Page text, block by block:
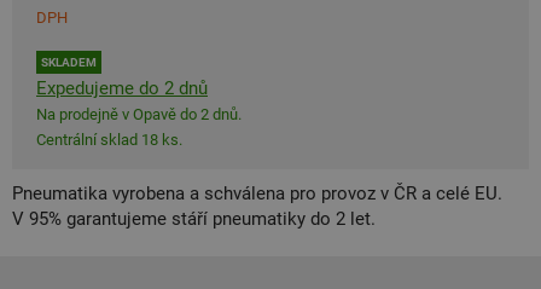
DPH
SKLADEM
Expedujeme do 2 dnů
Na prodejně v Opavě do 2 dnů.
Centrální sklad 18 ks.
Pneumatika vyrobena a schválena pro provoz v ČR a celé EU.
V 95% garantujeme stáří pneumatiky do 2 let.